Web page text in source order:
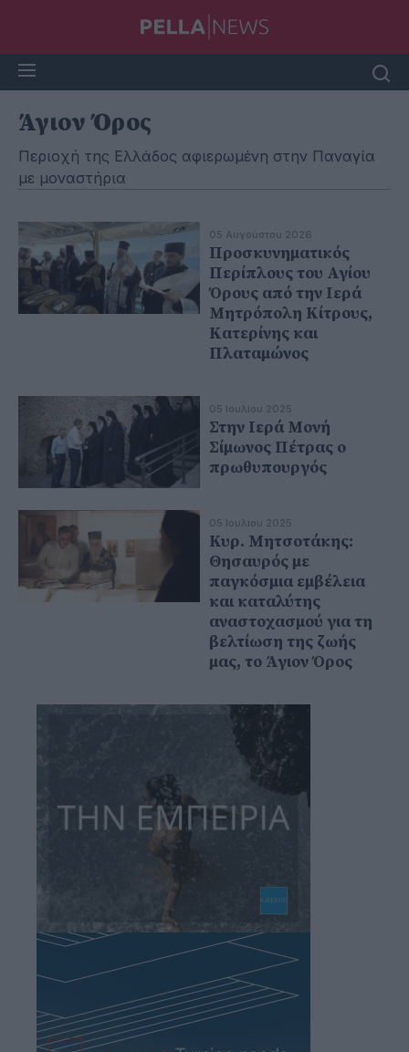
Άγιον Όρος
Περιοχή της Ελλάδος αφιερωμένη στην Παναγία
με μοναστήρια
05 Αυγούστου 2026
Προσκυνηματικός
Περίπλους του Αγίου
Όρους από την Ιερά
Μητρόπολη Κίτρους,
Κατερίνης και
Πλαταμώνος
05 Ιουλίου 2025
Στην Ιερά Μονή
Σίμωνος Πέτρας ο
πρωθυπουργός
05 Ιουλίου 2025
Κυρ. Μητσοτάκης:
Θησαυρός με
παγκόσμια εμβέλεια
και καταλύτης
αναστοχασμού για τη
βελτίωση της ζωής
μας, το Άγιον Όρος